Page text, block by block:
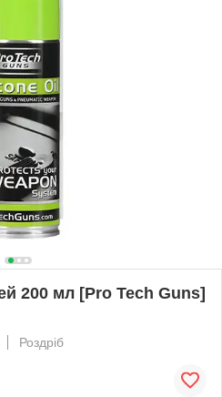
200 мл [Pro Tech Guns]
Роздріб